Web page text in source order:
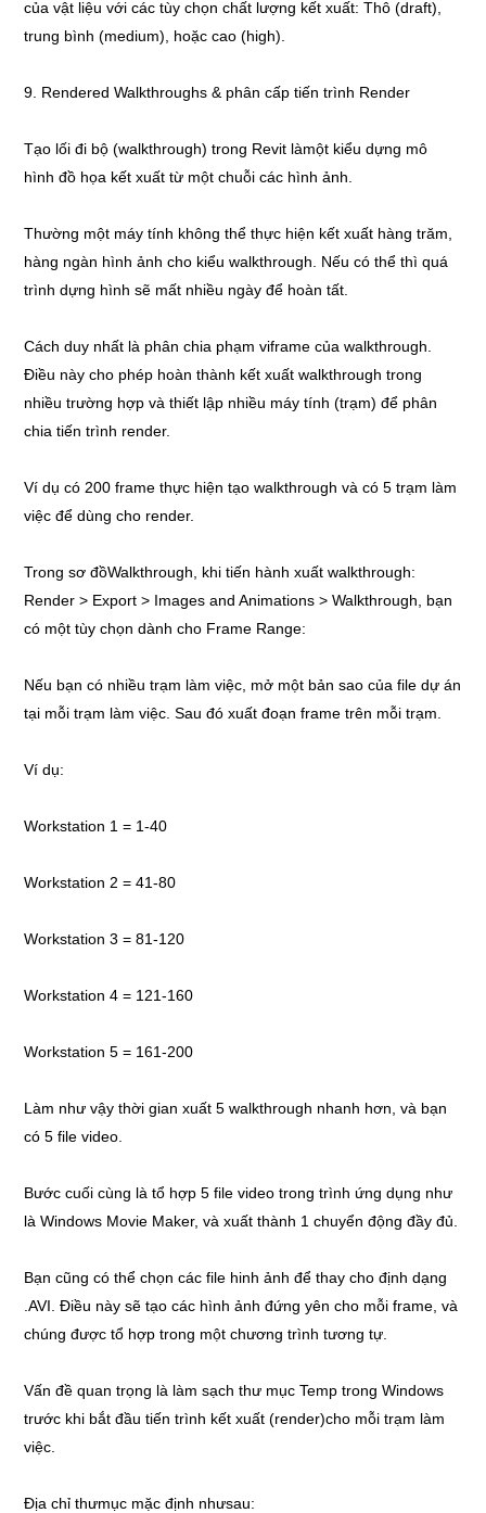
của vật liệu với các tùy chọn chất lượng kết xuất: Thô (draft),
trung bình (medium), hoặc cao (high).
9. Rendered Walkthroughs & phân cấp tiến trình Render
Tạo lối đi bộ (walkthrough) trong Revit làmột kiểu dựng mô
hình đồ họa kết xuất từ một chuỗi các hình ảnh.
Thường một máy tính không thể thực hiện kết xuất hàng trăm,
hàng ngàn hình ảnh cho kiểu walkthrough. Nếu có thể thì quá
trình dựng hình sẽ mất nhiều ngày để hoàn tất.
Cách duy nhất là phân chia phạm viframe của walkthrough.
Điều này cho phép hoàn thành kết xuất walkthrough trong
nhiều trường hợp và thiết lập nhiều máy tính (trạm) để phân
chia tiến trình render.
Ví dụ có 200 frame thực hiện tạo walkthrough và có 5 trạm làm
việc để dùng cho render.
Trong sơ đồWalkthrough, khi tiến hành xuất walkthrough:
Render > Export > Images and Animations > Walkthrough, bạn
có một tùy chọn dành cho Frame Range:
Nếu bạn có nhiều trạm làm việc, mở một bản sao của file dự án
tại mỗi trạm làm việc. Sau đó xuất đoạn frame trên mỗi trạm.
Ví dụ:
Workstation 1 = 1-40
Workstation 2 = 41-80
Workstation 3 = 81-120
Workstation 4 = 121-160
Workstation 5 = 161-200
Làm như vậy thời gian xuất 5 walkthrough nhanh hơn, và bạn
có 5 file video.
Bước cuối cùng là tổ hợp 5 file video trong trình ứng dụng như
là Windows Movie Maker, và xuất thành 1 chuyển động đầy đủ.
Bạn cũng có thể chọn các file hinh ảnh để thay cho định dạng
.AVI. Điều này sẽ tạo các hình ảnh đứng yên cho mỗi frame, và
chúng được tổ hợp trong một chương trình tương tự.
Vấn đề quan trọng là làm sạch thư mục Temp trong Windows
trước khi bắt đầu tiến trình kết xuất (render)cho mỗi trạm làm
việc.
Địa chỉ thưmục mặc định nhưsau: